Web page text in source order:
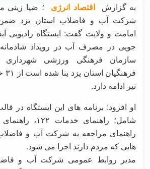
به گزارشاقتصاد انرژی ؛ ضیا زینی
شرکت آب و فاضلاب استان یزد
امامت و ولایت گفت: ایستگاه رادیویی
جویی در مصرف آب در رویداد
سازمان فرهنگی ورزشی
تیر ادامه دارد.
او افزود: برنامه های این ایستگاه در
شامل؛ راهنمای
راهنمای مراجعه به شرکت آب و
هایی که مردم دارند اجرا می شود.
مدیر روابط عمومی شرکت آب و